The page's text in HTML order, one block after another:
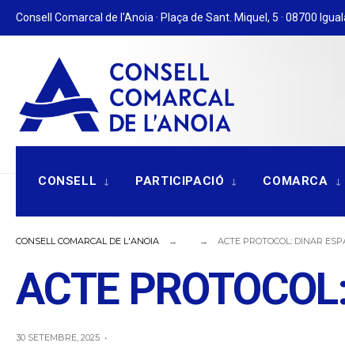
Skip
to
Consell Comarcal de l'Anoia · Plaça de Sant. Miquel, 5 · 08700
CONSELL PARTICIPACIÓ COMARCA
CONSELL COMARCAL DE L'ANOIA ACTE PROTOCOL: DINAR
ACTE
30 SETEMBRE, 2025 •